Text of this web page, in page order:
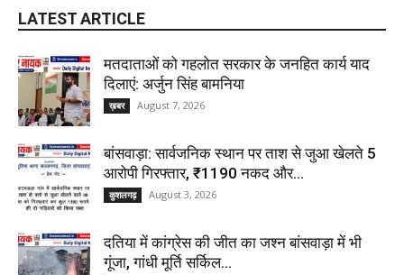
LATEST ARTICLE
मतदाताओं को गहलोत सरकार के जनहित कार्य याद
दिलाएं: अर्जुन सिंह बामनिया
ख़बर August 7, 2026
बांसवाड़ा: सार्वजनिक स्थान पर ताश से जुआ खेलते 5
आरोपी गिरफ्तार, ₹1190 नकद और...
कुशलगढ़ August 3, 2026
दतिया में कांग्रेस की जीत का जश्न बांसवाड़ा में भी
गूंजा, गांधी मूर्ति सर्किल...